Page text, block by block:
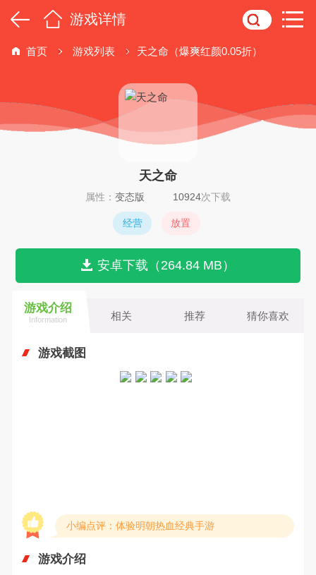
游戏详情
首页 游戏列表 天之命（爆爽红颜0.05折）
天之命
属性： 变态版 10924次下载
经营 放置
安卓下载（264.84 MB）
游戏介绍
Information 相关 推荐 猜你喜欢
游戏截图
小编点评：体验明朝热血经典手游
游戏介绍